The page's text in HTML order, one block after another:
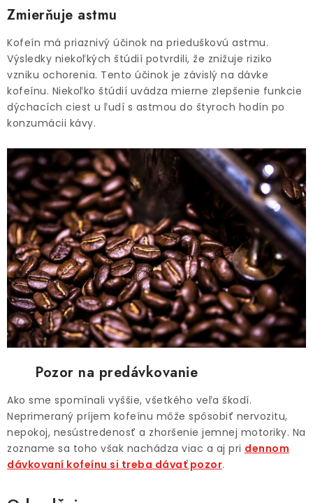
Zmierňuje astmu
Kofeín má priaznivý účinok na prieduškovú astmu.
Výsledky niekoľkých štúdií potvrdili, že znižuje riziko
vzniku ochorenia. Tento účinok je závislý na dávke
kofeínu. Niekoľko štúdií uvádza mierne zlepšenie funkcie
dýchacích ciest u ľudí s astmou do štyroch hodín po
konzumácii kávy.
Pozor na predávkovanie
Ako sme spomínali vyššie, všetkého veľa škodí.
Neprimeraný príjem kofeínu môže spôsobiť nervozitu,
nepokoj, nesústredenosť a zhoršenie jemnej motoriky. Na
zozname sa toho však nachádza viac a aj pri dennom
dávkovaní kofeínu si treba dávať pozor.